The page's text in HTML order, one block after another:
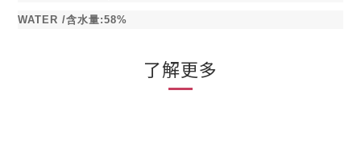
WATER /含水量:58%
了解更多